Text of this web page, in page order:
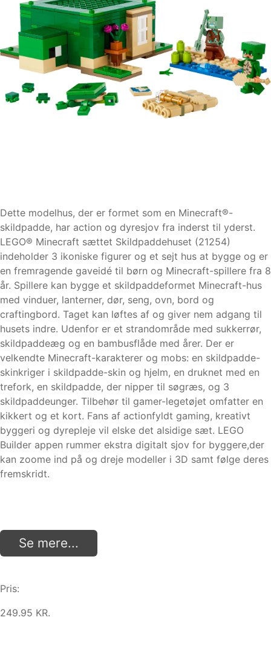
Dette modelhus, der er formet som en Minecraft®-
skildpadde, har action og dyresjov fra inderst til yderst.
LEGO® Minecraft sættet Skildpaddehuset (21254)
indeholder 3 ikoniske figurer og et sejt hus at bygge og er
en fremragende gaveidé til børn og Minecraft-spillere fra 8
år. Spillere kan bygge et skildpaddeformet Minecraft-hus
med vinduer, lanterner, dør, seng, ovn, bord og
craftingbord. Taget kan løftes af og giver nem adgang til
husets indre. Udenfor er et strandområde med sukkerrør,
skildpaddeæg og en bambusflåde med årer. Der er
velkendte Minecraft-karakterer og mobs: en skildpadde-
skinkriger i skildpadde-skin og hjelm, en druknet med en
trefork, en skildpadde, der nipper til søgræs, og 3
skildpaddeunger. Tilbehør til gamer-legetøjet omfatter en
kikkert og et kort. Fans af actionfyldt gaming, kreativt
byggeri og dyrepleje vil elske det alsidige sæt. LEGO
Builder appen rummer ekstra digitalt sjov for byggere,der
kan zoome ind på og dreje modeller i 3D samt følge deres
fremskridt.
Se mere...
Pris:
249.95 KR.